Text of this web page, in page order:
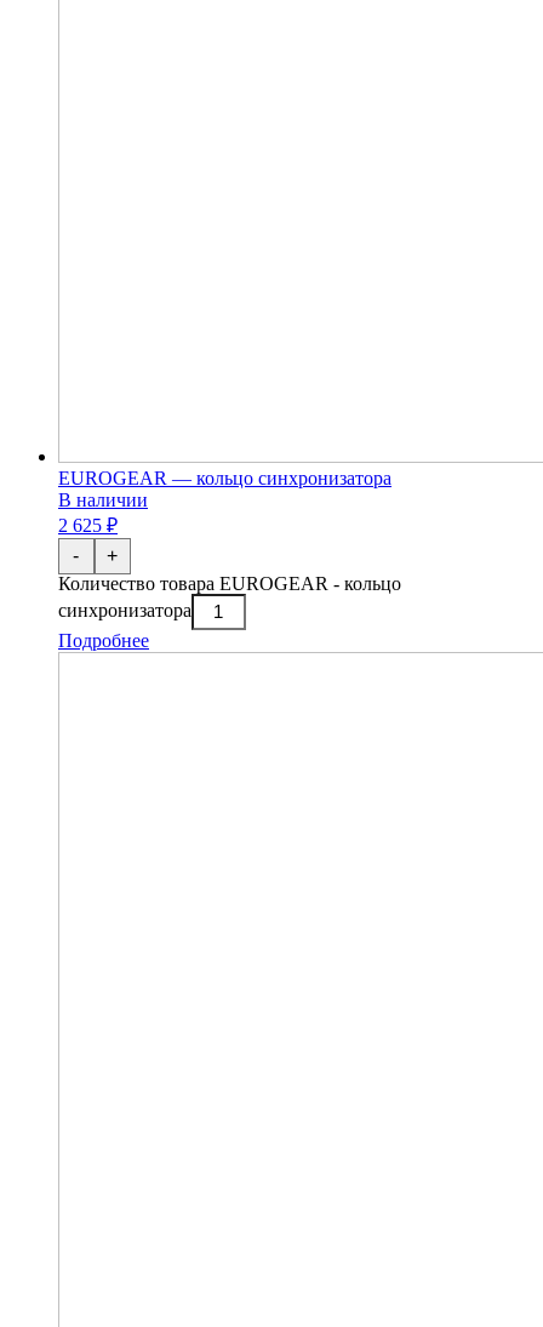
EUROGEAR — кольцо синхронизатора
В наличии
2 625 ₽
-
Количество товара EUROGEAR - кольцо
синхронизатора
+
Подробнее